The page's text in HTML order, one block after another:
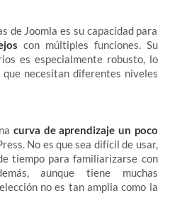
de Joomla es su capacidad para
con múltiples funciones. Su
es especialmente robusto, lo
necesitan diferentes niveles
curva de aprendizaje un poco
No es que sea difícil de usar,
tiempo para familiarizarse con
aunque tiene muchas
no es tan amplia como la